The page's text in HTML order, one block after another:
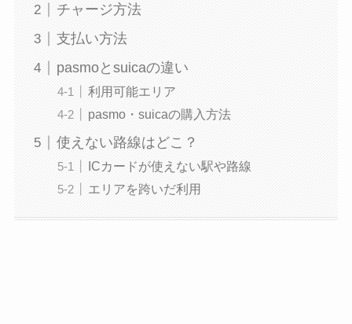
チャージ方法
支払い方法
pasmoとsuicaの違い
利用可能エリア
pasmo・suicaの購入方法
使えない路線はどこ？
ICカードが使えない駅や路線
エリアを跨いだ利用